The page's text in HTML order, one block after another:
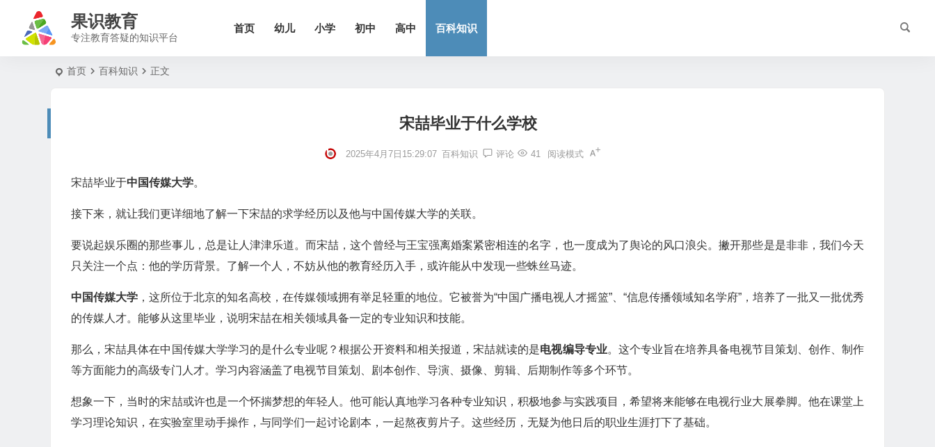
果识教育
专注教育答疑的知识平台
首页 幼儿 小学 初中 高中 百科知识
首页 百科知识 正文
宋喆毕业于什么学校
2025年4月7日15:29:07 百科知识 评论 41 阅读模式
宋喆毕业于中国传媒大学。
接下来，就让我们更详细地了解一下宋喆的求学经历以及他与中国传媒大学的关联。
要说起娱乐圈的那些事儿，总是让人津津乐道。而宋喆，这个曾经与王宝强离婚案紧密相连的名字，也一度成为了舆论的风口浪尖。撇开那些是是非非，我们今天
只关注一个点：他的学历背景。了解一个人，不妨从他的教育经历入手，或许能从中发现一些蛛丝马迹。
中国传媒大学 ，这所位于北京的知名高校，在传媒领域拥有举足轻重的地位。它被誉为“中国广播电视人才摇篮”、“信息传播领域知名学府”，培养了一批又一批优秀
的传媒人才。能够从这里毕业，说明宋喆在相关领域具备一定的专业知识和技能。
那么，宋喆具体在中国传媒大学学习的是什么专业呢？根据公开资料和相关报道，宋喆就读的是电视编导专业。这个专业旨在培养具备电视节目策划、创作、制作
等方面能力的高级专门人才。学习内容涵盖了电视节目策划、剧本创作、导演、摄像、剪辑、后期制作等多个环节。
想象一下，当时的宋喆或许也是一个怀揣梦想的年轻人。他可能认真地学习各种专业知识，积极地参与实践项目，希望将来能够在电视行业大展拳脚。他在课堂上
学习理论知识，在实验室里动手操作，与同学们一起讨论剧本，一起熬夜剪片子。这些经历，无疑为他日后的职业生涯打下了基础。